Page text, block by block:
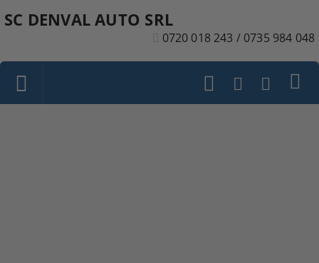
SC DENVAL AUTO SRL
0720 018 243 / 0735 984 048